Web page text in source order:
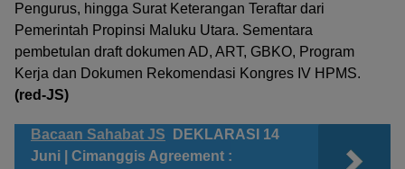
Pengurus, hingga Surat Keterangan Teraftar dari
Pemerintah Propinsi Maluku Utara. Sementara
pembetulan draft dokumen AD, ART, GBKO, Program
Kerja dan Dokumen Rekomendasi Kongres IV HPMS.
(red-JS)
Bacaan Sahabat JS
DEKLARASI 14
Juni | Cimanggis Agreement :